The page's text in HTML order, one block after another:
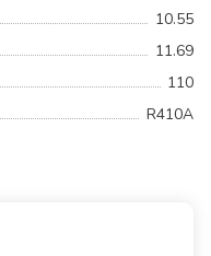
10.55
11.69
110
R410A